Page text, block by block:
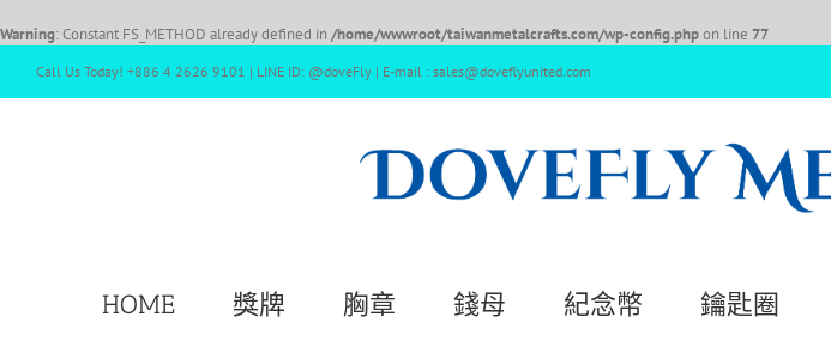
Warning: Constant FS_METHOD already defined in /home/wwwroot/taiwanmetalcrafts.com/wp-config.phpon line 77
Call Us Today! +886 4 2626 9101 | LINE ID: @doveFly | E-mail : sales@doveflyunited.com
HOME 獎牌 胸章 錢母 紀念幣 鑰匙圈